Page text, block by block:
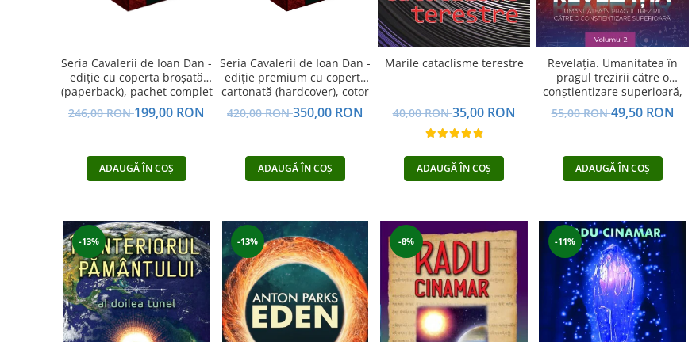
Viata după moarte
Creștinism
Vindecare
Relații de cuplu
Seria Cavalerii de Ioan Dan -
ediție cu coperta broșată
(paperback), pachet complet
246,00 RON199,00 RON
ADAUGĂ ÎN COȘ
Seria Cavalerii de Ioan Dan -
ediție premium cu coperta
cartonată (hardcover), cotor
rotunjit, cusută, în cutie,
pachet complet
420,00 RON350,00 RON
ADAUGĂ ÎN COȘ
Marile cataclisme terestre
40,00 RON35,00 RON
ADAUGĂ ÎN COȘ
Revelația. Umanitatea în
pragul trezirii către o
conştientizare superioară,
volumul 2
55,00 RON49,50 RON
ADAUGĂ ÎN COȘ
-13% -13% -8% -11%